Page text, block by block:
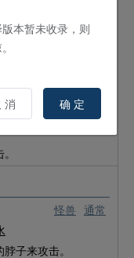
暗
对手伤害。
怪兽
怪兽 通常
子来攻击。
本暂未收录，则
消 确 定